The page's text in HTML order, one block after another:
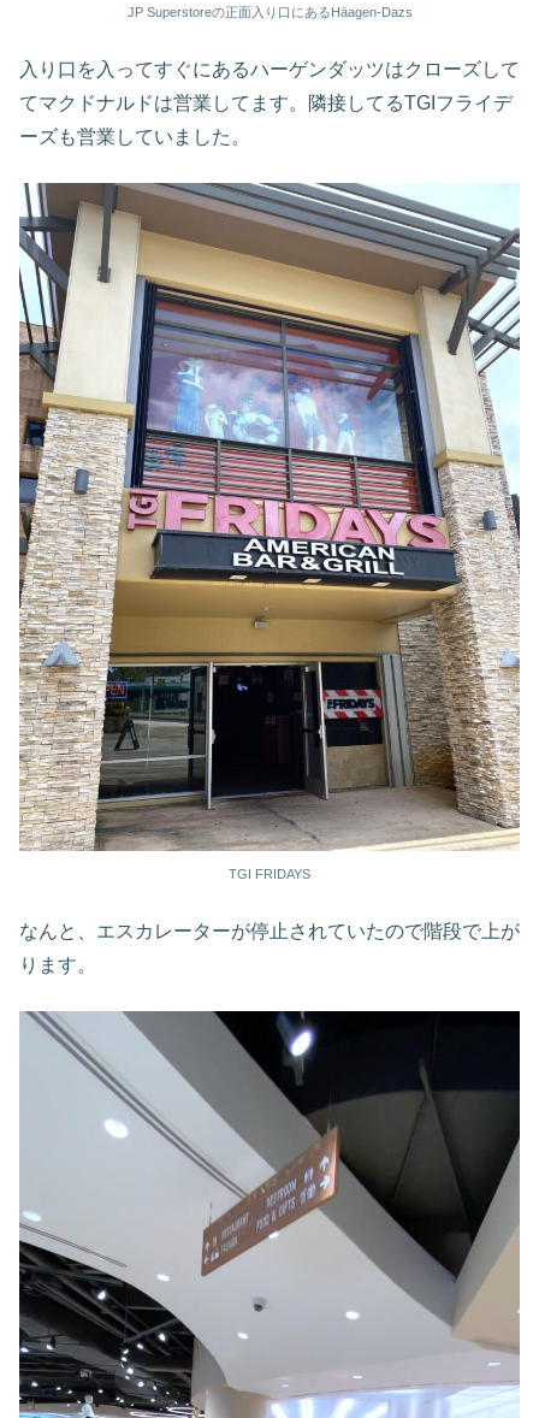
JP Superstoreの正面入り口にあるHäagen-Dazs
入り口を入ってすぐにあるハーゲンダッツはクローズして
てマクドナルドは営業してます。隣接してるTGIフライデ
ーズも営業していました。
TGI FRIDAYS
なんと、エスカレーターが停止されていたので階段で上が
ります。